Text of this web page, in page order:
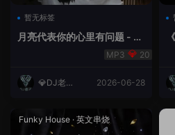
暂无标签
月亮代表你的心里有问题 - 小
20
💎DJ老王
2026-06-28
Funky House · 英文串烧